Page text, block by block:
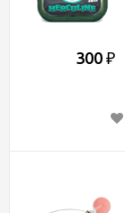
300 ₽